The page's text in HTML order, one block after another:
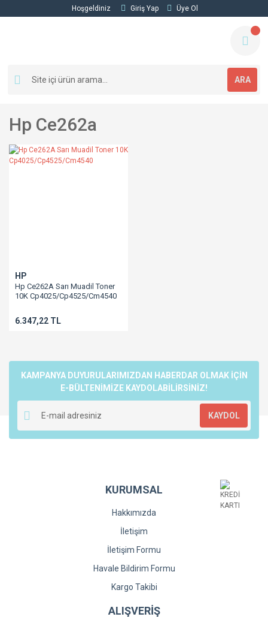
Hoşgeldiniz Giriş Yap Üye Ol
ARA
Hp Ce262a
HP
Hp Ce262A Sarı Muadil Toner
10K Cp4025/Cp4525/Cm4540
6.347,22 TL
KAMPANYA DUYURULARIMIZDAN HABERDAR OLMAK İÇİN
E-BÜLTENİMİZE KAYDOLABİLİRSİNİZ!
KAYDOL
KURUMSAL
Hakkımızda
İletişim
İletişim Formu
Havale Bildirim Formu
Kargo Takibi
ALIŞVERİŞ